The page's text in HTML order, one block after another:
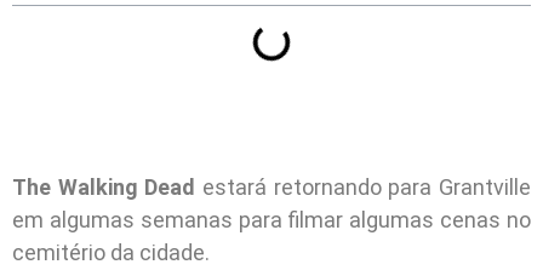
The Walking Dead estará retornando para Grantville
em algumas semanas para filmar algumas cenas no
cemitério da cidade.